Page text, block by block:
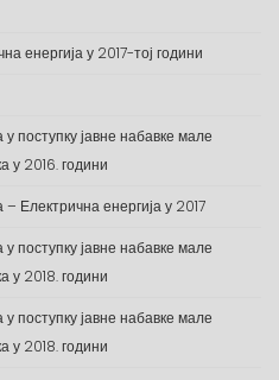
енергија у 2017-тој години
поступку јавне набавке мале
у 2016. години
Електрична енергија у 2017
поступку јавне набавке мале
у 2018. години
поступку јавне набавке мале
у 2018. години